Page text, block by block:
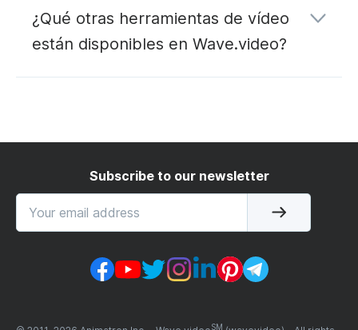
¿Qué otras herramientas de vídeo
están disponibles en Wave.video?
Subscribe to our newsletter
SM